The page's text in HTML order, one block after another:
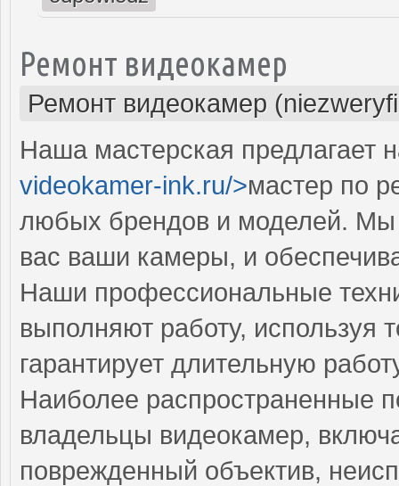
Ремонт видеокамер
Ремонт видеокамер
Наша мастерская предлагает
videokamer-ink.ru/>мастер по
любых брендов и моделей. Мы
вас ваши камеры, и
Наши профессиональные
выполняют работу, используя
гарантирует длительную
Наиболее распространенные
владельцы видеокамер,
поврежденный объектив,